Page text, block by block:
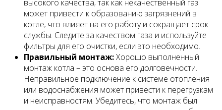
высокого качества, так как некачественный газ
может привести к образованию загрязнений в
котле, что влияет на его работу и сокращает срок
службы. Следите за качеством газа и используйте
фильтры для его очистки, если это необходимо.
Правильный монтаж:Хорошо выполненный
монтаж котла – это основа его долговечности.
Неправильное подключение к системе отопления
или водоснабжения может привести к перегрузкам
и неисправностям. Убедитесь, что монтаж был